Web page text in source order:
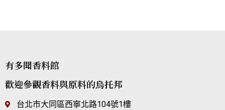
有多聞香料館
歡迎參觀香料與原料的烏托邦
台北市大同區西寧北路104號1樓